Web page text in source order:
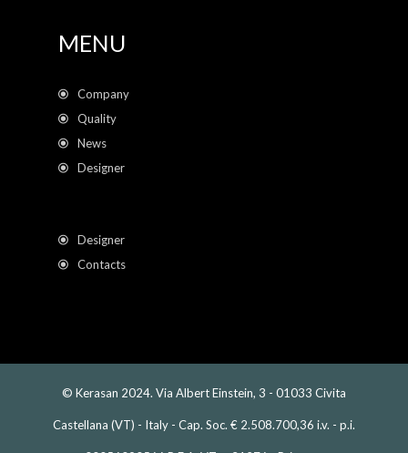
MENU
Company
Quality
News
Designer
Designer
Contacts
© Kerasan 2024. Via Albert Einstein, 3 - 01033 Civita
Castellana (VT) - Italy - Cap. Soc. € 2.508.700,36 i.v. - p.i.